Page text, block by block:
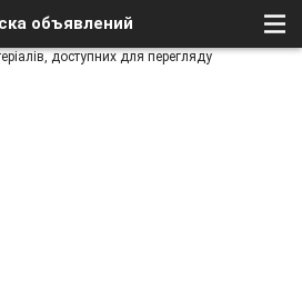
объявлений
доступних для перегляду